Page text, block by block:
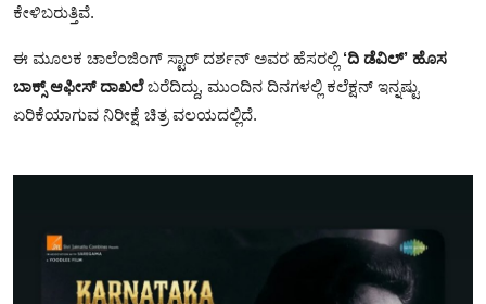
ಕೇಳಿಬರುತ್ತಿವೆ.
ಈ ಮೂಲಕ ಚಾಲೆಂಜಿಂಗ್ ಸ್ಟಾರ್ ದರ್ಶನ್ ಅವರ ಹೆಸರಲ್ಲಿ ‘ದಿ ಡೆವಿಲ್’ ಹೊಸ
ಬಾಕ್ಸ್ ಆಫೀಸ್ ದಾಖಲೆಬರೆದಿದ್ದು, ಮುಂದಿನ ದಿನಗಳಲ್ಲಿ ಕಲೆಕ್ಷನ್ ಇನ್ನಷ್ಟು
ಏರಿಕೆಯಾಗುವ ನಿರೀಕ್ಷೆ ಚಿತ್ರ ವಲಯದಲ್ಲಿದೆ.